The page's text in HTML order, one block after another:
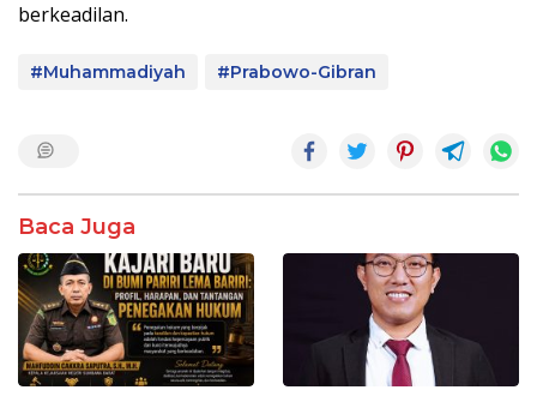
berkeadilan.
#Muhammadiyah #Prabowo-Gibran
Baca Juga